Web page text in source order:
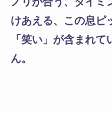
けあえる、この息ピ
「笑い」が含まれ
ん。